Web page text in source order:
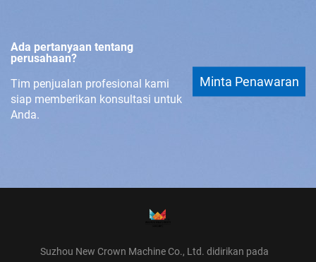
Ada pertanyaan tentang
perusahaan?
Tim penjualan profesional kami
siap memberikan konsultasi untuk
Anda.
Minta Penawaran
Suzhou New Crown Machine Co., Ltd. didirikan pada